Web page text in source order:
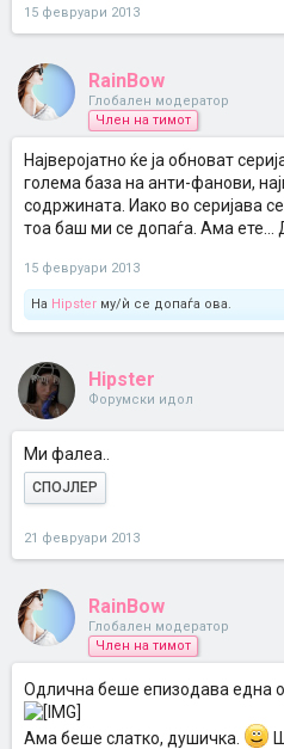
15 февруари 2013
RainBow
Глобален модератор
Член на тимот
Најверојатно ќе ја обноват
голема база на анти-фанови,
содржината. Иако во серијава
тоа баш ми се допаѓа. Ама ете...
15 февруари 2013
На Hipster му/ѝ се допаѓа ова.
Hipster
Форумски идол
Ми фалеа..
СПОЈЛЕР
21 февруари 2013
RainBow
Глобален модератор
Член на тимот
Одлична беше епизодава една
Ама беше слатко, душичка.